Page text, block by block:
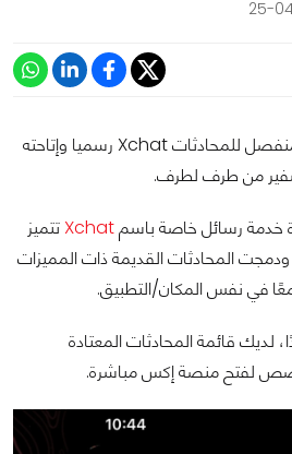
أطلقت منصة X تطبيقها المنفصل للمحادثات Xchat رسميا وإتاحته
من طرف لطرف.
رسائل خاصة باسمXchat تتميز
المحادثات القديمة ذات المميزات
قائمة المحادثات المعتادة
لفتح منصة إكس مباشرة.